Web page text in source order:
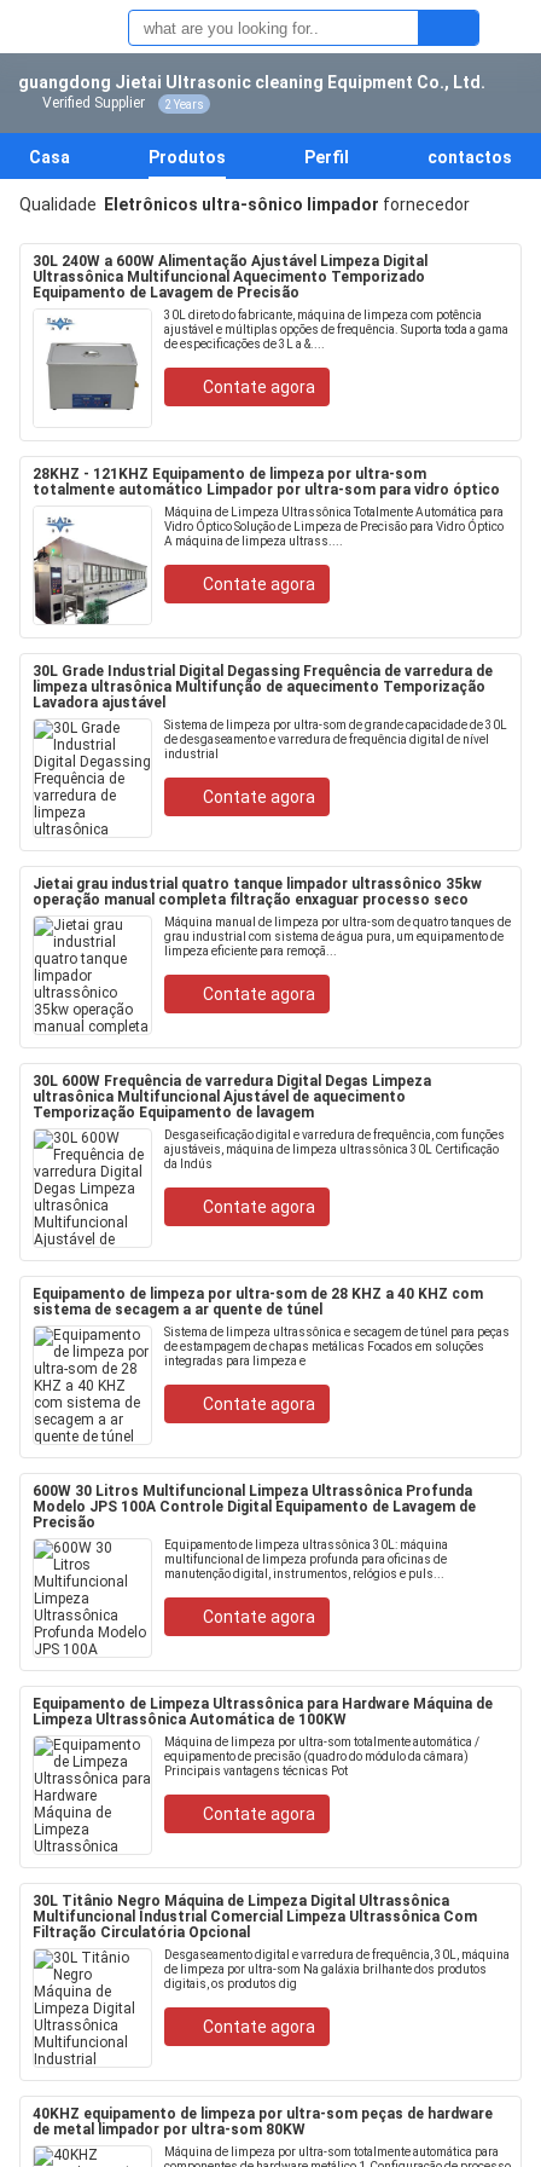
guangdong Jietai Ultrasonic cleaning Equipment Co., Ltd.
Verified Supplier 2 Years
Casa Produtos Perfil contactos
Qualidade Eletrônicos ultra-sônico limpador fornecedor
30L 240W a 600W Alimentação Ajustável Limpeza Digital
Ultrassônica Multifuncional Aquecimento Temporizado
Equipamento de Lavagem de Precisão
30L direto do fabricante, máquina de limpeza com potência
ajustável e múltiplas opções de frequência. Suporta toda a gama
de especificações de 3L a &....
Contate agora
28KHZ - 121KHZ Equipamento de limpeza por ultra-som
totalmente automático Limpador por ultra-som para vidro óptico
Máquina de Limpeza Ultrassônica Totalmente Automática para
Vidro Óptico Solução de Limpeza de Precisão para Vidro Óptico
A máquina de limpeza ultrass....
Contate agora
30L Grade Industrial Digital Degassing Frequência de varredura de
limpeza ultrasônica Multifunção de aquecimento Temporização
Lavadora ajustável
Sistema de limpeza por ultra-som de grande capacidade de 30L
de desgaseamento e varredura de frequência digital de nível
industrial
Contate agora
Jietai grau industrial quatro tanque limpador ultrassônico 35kw
operação manual completa filtração enxaguar processo seco
Máquina manual de limpeza por ultra-som de quatro tanques de
grau industrial com sistema de água pura, um equipamento de
limpeza eficiente para remoçã...
Contate agora
30L 600W Frequência de varredura Digital Degas Limpeza
ultrasônica Multifuncional Ajustável de aquecimento
Temporização Equipamento de lavagem
Desgaseificação digital e varredura de frequência, com funções
ajustáveis, máquina de limpeza ultrassônica 30L Certificação
da Indús
Contate agora
Equipamento de limpeza por ultra-som de 28 KHZ a 40 KHZ com
sistema de secagem a ar quente de túnel
Sistema de limpeza ultrassônica e secagem de túnel para peças
de estampagem de chapas metálicas Focados em soluções
integradas para limpeza e
Contate agora
600W 30 Litros Multifuncional Limpeza Ultrassônica Profunda
Modelo JPS 100A Controle Digital Equipamento de Lavagem de
Precisão
Equipamento de limpeza ultrassônica 30L: máquina
multifuncional de limpeza profunda para oficinas de
manutenção digital, instrumentos, relógios e puls...
Contate agora
Equipamento de Limpeza Ultrassônica para Hardware Máquina de
Limpeza Ultrassônica Automática de 100KW
Máquina de limpeza por ultra-som totalmente automática /
equipamento de precisão (quadro do módulo da câmara)
Principais vantagens técnicas Pot
Contate agora
30L Titânio Negro Máquina de Limpeza Digital Ultrassônica
Multifuncional Industrial Comercial Limpeza Ultrassônica Com
Filtração Circulatória Opcional
Desgaseamento digital e varredura de frequência, 30L, máquina
de limpeza por ultra-som Na galáxia brilhante dos produtos
digitais, os produtos dig
Contate agora
40KHZ equipamento de limpeza por ultra-som peças de hardware
de metal limpador por ultra-som 80KW
Máquina de limpeza por ultra-som totalmente automática para